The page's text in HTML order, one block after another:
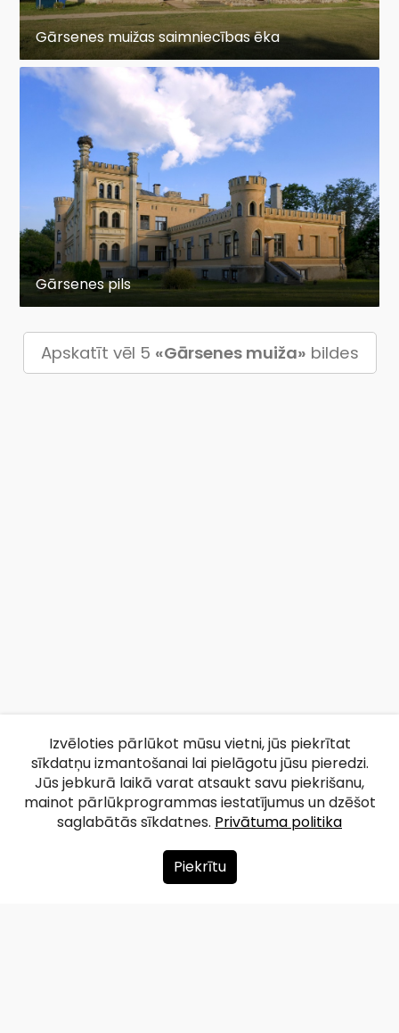
Gārsenes muižas saimniecības ēka
Gārsenes pils
Apskatīt vēl 5 «Gārsenes muiža» bildes
Par mums
Izvēloties pārlūkot mūsu vietni, jūs piekrītat
sīkdatņu izmantošanai lai pielāgotu jūsu pieredzi.
Jūs jebkurā laikā varat atsaukt savu piekrišanu,
mainot pārlūkprogrammas iestatījumus un dzēšot
saglabātās sīkdatnes. Privātuma politika
Piekrītu